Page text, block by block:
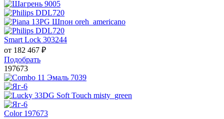
Smart Lock 303244
от 182 467 ₽
Подобрать
197673
Color 197673